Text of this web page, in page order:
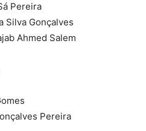
Pereira
Silva Gonçalves
Ahmed Salem
Pereira